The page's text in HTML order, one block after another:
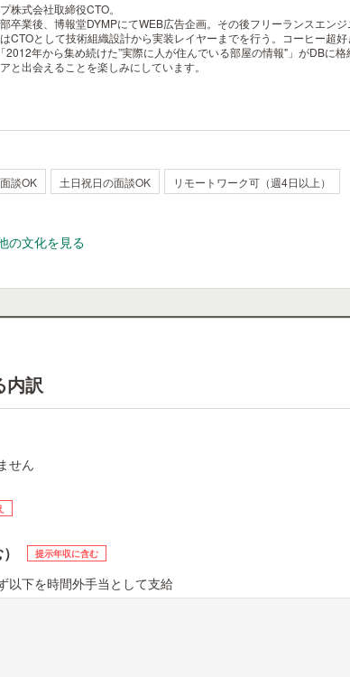
株式会社取締役CTO。
卒業後、博報堂DYMPにてWEB広告企画。その後フリーランスエン
CTOとして技術組織設計から実装レイヤーまでを行う。コーヒー超好
2012年から集め続けた”実際に人が住んでいる部屋の情報"」がDBに
と出会えることを楽しみにしています。
談OK 土日祝日の面談OK リモートワーク可（週4日以上）
の文化を見る
内訳
せん
提示年収に含む
以下を時間外手当として支給